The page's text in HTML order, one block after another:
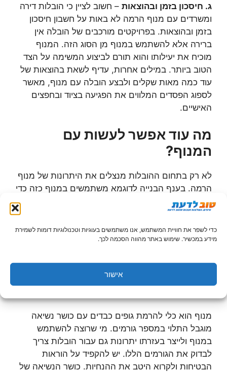
כדי לשפר את חוויית המשתמש, אנו משתמשים בעוגיות וטכנולוגיות דומות לשמירת
מידע במכשיר. שימוש באתר מהווה הסכמה לכך.
אישור
ג. חיסכון בזמן ובהוצאות – חשוב לציין כי הובלות דירה
ומשרדים עם מנוף הרמה לא באות על חשבון חיסכון
בזמן ובהוצאות. בפרויקטים מורכבים של הובלה אין
ברירה אלא להשתמש במנוף מן הסוג הזה. המנוף
מוכיח את יעילותו והוא תורם לביצוע המשימה על הצד
הטוב ביותר. במילים אחרות, עדיף לשאת בהוצאות של
עוד כמה מאות שקלים ולבצע הובלה עם מנוף, מאשר
לספוג הפסדים המלווים את הפגיעה בציוד ובחפצים
האישיים.
מה עוד אפשר לעשות עם
המנוף?
לא רק בתחום ההובלות מנצלים את היתרונות של מנוף
הרמה. בענף הבנייה לדוגמא משתמשים במנוף כזה כדי
להרים מזגנים, דודי שמש וחשמל, חומרי בניין, לוחות
גבס ולוחות זכוכית. השימוש במנוף פופולארי באתרי
בנייה חדשים ובדירות גבוהות שעוברות שיפוץ. אפשר
להוסיף למנוף אביזרים תומכים כמו סלי הרמה
מנוףכלליות נמצאות תחת פיקוח ומשולבות בנמלי
תעופה ונמלים ימיים. המנוף מאפשר ביצוע מהיר של
מנוף הוא כלי להרמת גופים כבדים עם כושר נשיאה
מוגבל התלוי במספר גורמים. מי שרוצה להשתמש
במנוף ולייצר בעזרתו יתרונות גם עבור הובלות צריך
לבדוק את הגורמים הללו. יש להקפיד על הוראות
הבטיחות ולקרוא היטב את ההנחיות. כושר הנשיאה של